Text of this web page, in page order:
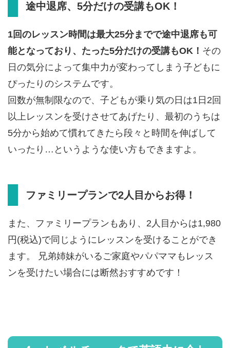
途中退席、5分だけの受講もOK！
1回のレッスン時間は最大25分までで途中退席も可
能となっており、たった5分だけの受講もOK！ その
日の気分によって集中力が変わってしまう子どもに
ぴったりのシステムです。
回数が無制限なので、子どもが乗り気の日は1日2回
以上レッスンを受けさせてあげたり、最初のうちは
5分から始めて慣れてきたら段々と時間を伸ばして
いったり…というような使い方もできますよ。
ファミリープランで2人目からお得！
また、ファミリープランもあり、2人目からは1,980
円(税込)で同じようにレッスンを受けることができ
ます。 兄弟姉妹がいるご家庭やパパママもレッス
ンを受けたい場合には断然おすすめです！